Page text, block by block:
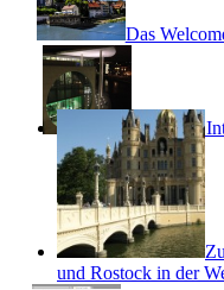
Das
Das neue
und Rostock in der